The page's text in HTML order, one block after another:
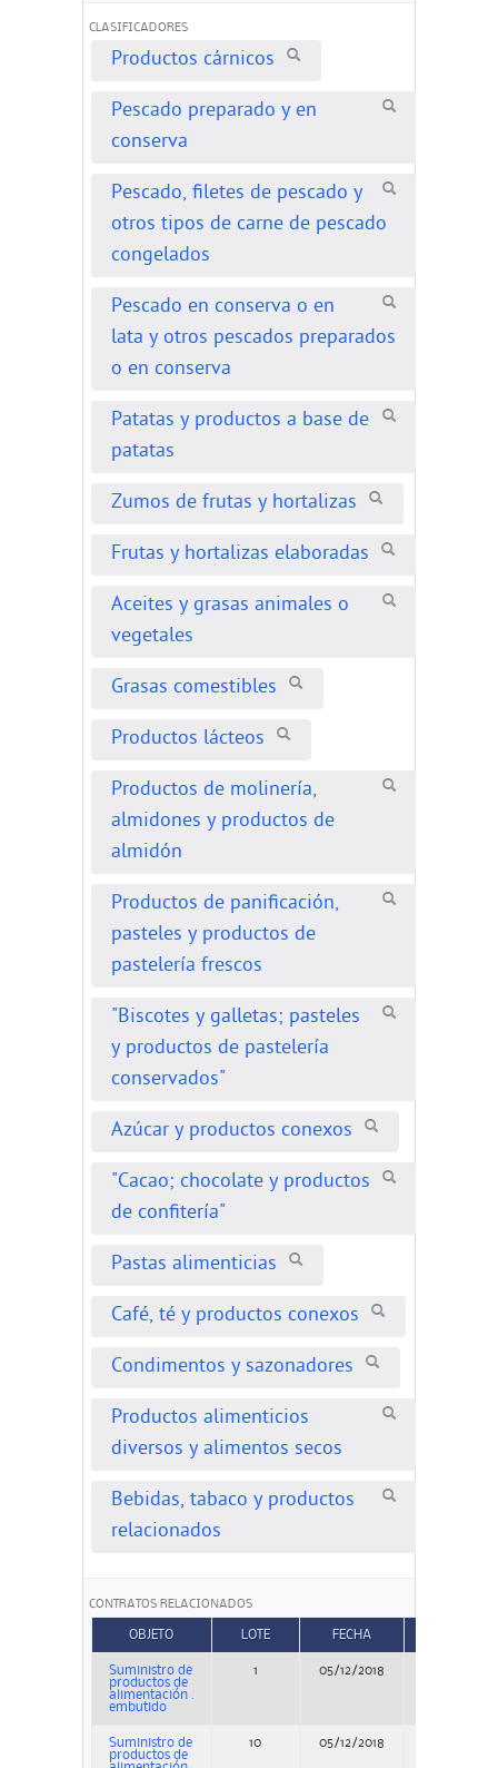
CLASIFICADORES
Productos cárnicos
Pescado preparado y en
conserva
Pescado, filetes de pescado y
otros tipos de carne de pescado
congelados
Pescado en conserva o en
lata y otros pescados preparados
o en conserva
Patatas y productos a base de
patatas
Zumos de frutas y hortalizas
Frutas y hortalizas elaboradas
Aceites y grasas animales o
vegetales
Grasas comestibles
Productos lácteos
Productos de molinería,
almidones y productos de
almidón
Productos de panificación,
pasteles y productos de
pastelería frescos
"Biscotes y galletas; pasteles
y productos de pastelería
conservados"
Azúcar y productos conexos
"Cacao; chocolate y productos
de confitería"
Pastas alimenticias
Café, té y productos conexos
Condimentos y sazonadores
Productos alimenticios
diversos y alimentos secos
Bebidas, tabaco y productos
relacionados
CONTRATOS RELACIONADOS
OBJETO LOTE FECHA
Suministro de
productos de
alimentación .
embutido
1 05/12/2018
Suministro de
productos de
10 05/12/2018